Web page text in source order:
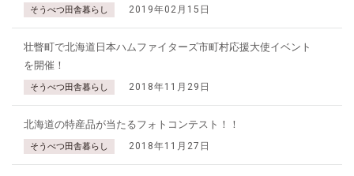
そうべつ田舎暮らし 2019年02月15日
壮瞥町で北海道日本ハムファイターズ市町村応援大使イベント
を開催！
そうべつ田舎暮らし 2018年11月29日
北海道の特産品が当たるフォトコンテスト！！
そうべつ田舎暮らし 2018年11月27日